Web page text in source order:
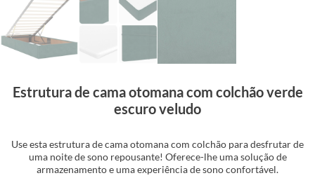
Estrutura de cama otomana com colchão verde
escuro veludo
Use esta estrutura de cama otomana com colchão para desfrutar de
uma noite de sono repousante! Oferece-lhe uma solução de
armazenamento e uma experiência de sono confortável.